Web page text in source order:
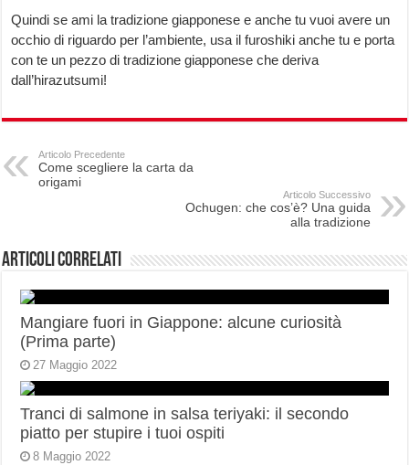
Quindi se ami la tradizione giapponese e anche tu vuoi avere un
occhio di riguardo per l’ambiente, usa il furoshiki anche tu e porta
con te un pezzo di tradizione giapponese che deriva
dall’hirazutsumi!
Articolo Precedente
Come scegliere la carta da
origami
Articolo Successivo
Ochugen: che cos’è? Una guida
alla tradizione
Articoli correlati
Mangiare fuori in Giappone: alcune curiosità
(Prima parte)
27 Maggio 2022
Tranci di salmone in salsa teriyaki: il secondo
piatto per stupire i tuoi ospiti
8 Maggio 2022